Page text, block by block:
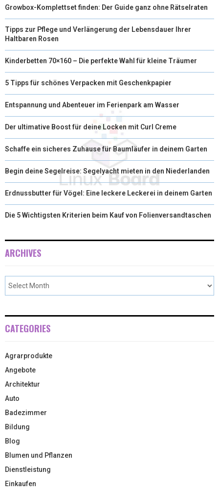
E
R
)
K S
T
N
Growbox-Komplettset finden: Der Guide ganz ohne Rätselraten
Tipps zur Pflege und Verlängerung der Lebensdauer Ihrer
Haltbaren Rosen
Kinderbetten 70×160 – Die perfekte Wahl für kleine Träumer
5 Tipps für schönes Verpacken mit Geschenkpapier
Entspannung und Abenteuer im Ferienpark am Wasser
Der ultimative Boost für deine Locken mit Curl Creme
Schaffe ein sicheres Zuhause für Baumläufer in deinem Garten
Begin deine Segelreise: Segelyacht mieten in den Niederlanden
Erdnussbutter für Vögel: Eine leckere Leckerei in deinem Garten
Die 5 Wichtigsten Kriterien beim Kauf von Folienversandtaschen
ARCHIVES
CATEGORIES
Agrarprodukte
Angebote
Architektur
Auto
Badezimmer
Bildung
Blog
Blumen und Pflanzen
Dienstleistung
Einkaufen